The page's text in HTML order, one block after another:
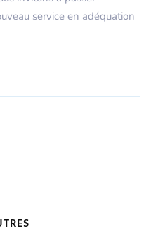
service en adéquation